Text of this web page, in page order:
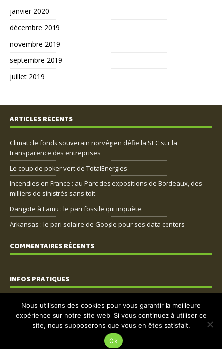
janvier 2020
décembre 2019
novembre 2019
septembre 2019
juillet 2019
ARTICLES RÉCENTS
Climat : le fonds souverain norvégien défie la SEC sur la
transparence des entreprises
Le coup de poker vert de TotalEnergies
Incendies en France : au Parc des expositions de Bordeaux, des
milliers de sinistrés sans toit
Dangote à Lamu : le pari fossile qui inquiète
Arkansas : le pari solaire de Google pour ses data centers
COMMENTAIRES RÉCENTS
INFOS PRATIQUES
Nous contacter
Mentions légales
Nous utilisons des cookies pour vous garantir la meilleure
expérience sur notre site web. Si vous continuez à utiliser ce
site, nous supposerons que vous en êtes satisfait.
Ok